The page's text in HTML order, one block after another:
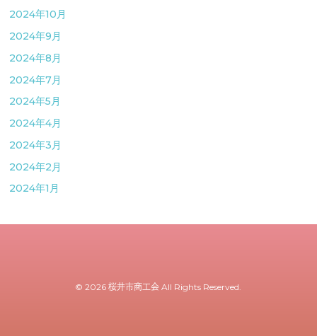
2024年10月
2024年9月
2024年8月
2024年7月
2024年5月
2024年4月
2024年3月
2024年2月
2024年1月
© 2026 桜井市商工会 All Rights Reserved.